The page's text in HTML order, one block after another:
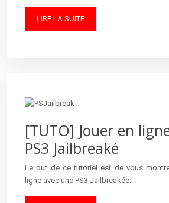
LIRE LA SUITE
[TUTO] Jouer en
PS3 Jailbreaké
Le but de ce tutoriel est de vous
ligne avec une PS3 Jailbreakée.